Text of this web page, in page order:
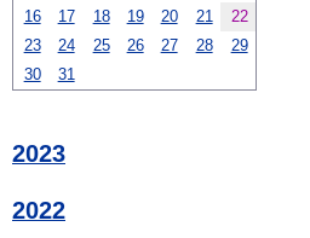
16
17 18 19 20 21
22
23
24 25 26 27 28
29
30
31
2023
2022